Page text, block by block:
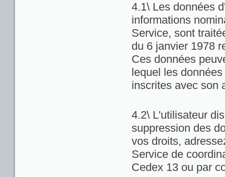
4.1\ Les données
informations
Service, sont
du 6 janvier 1978
Ces données
lequel les
inscrites avec son
4.2\ L'utilisateur
suppression des
vos droits,
Service de
Cedex 13 ou par